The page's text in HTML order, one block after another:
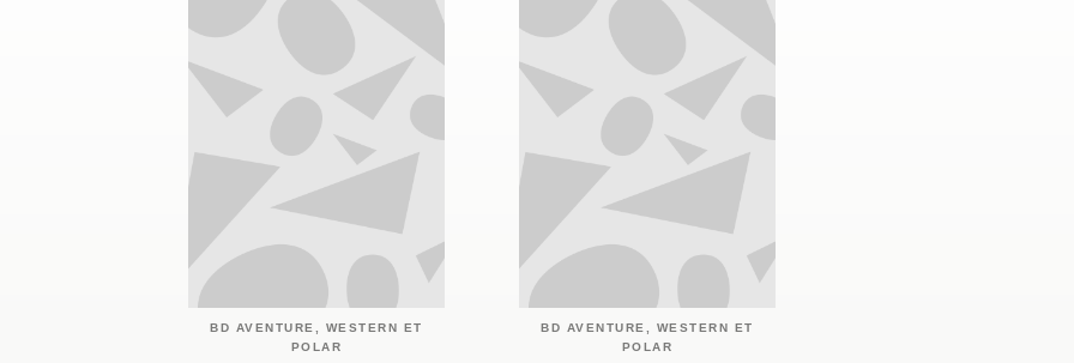
BD AVENTURE, WESTERN ET
POLAR
BD AVENTURE, WESTERN ET
POLAR